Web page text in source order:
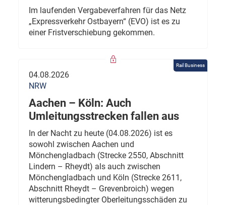
Im laufenden Vergabeverfahren für das Netz
„Expressverkehr Ostbayern“ (EVO) ist es zu
einer Fristverschiebung gekommen.
Rail Business
04.08.2026
NRW
Aachen – Köln: Auch
Umleitungsstrecken fallen aus
In der Nacht zu heute (04.08.2026) ist es
sowohl zwischen Aachen und
Mönchengladbach (Strecke 2550, Abschnitt
Lindern – Rheydt) als auch zwischen
Mönchengladbach und Köln (Strecke 2611,
Abschnitt Rheydt – Grevenbroich) wegen
witterungsbedingter Oberleitungsschäden zu